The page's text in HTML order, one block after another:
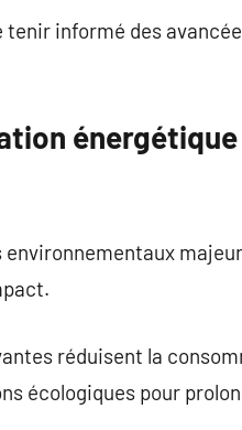
tenir informé des
réduisent la
écologiques pour